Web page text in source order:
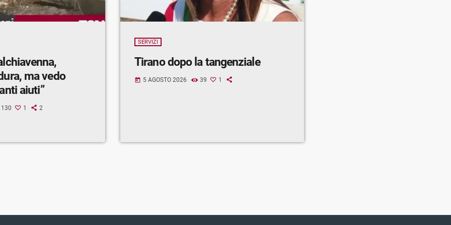
ma vedo
aiuti”
130 1 2
SERVIZI
Tirano dopo la tangenziale
today 5 AGOSTO 2026 39 1